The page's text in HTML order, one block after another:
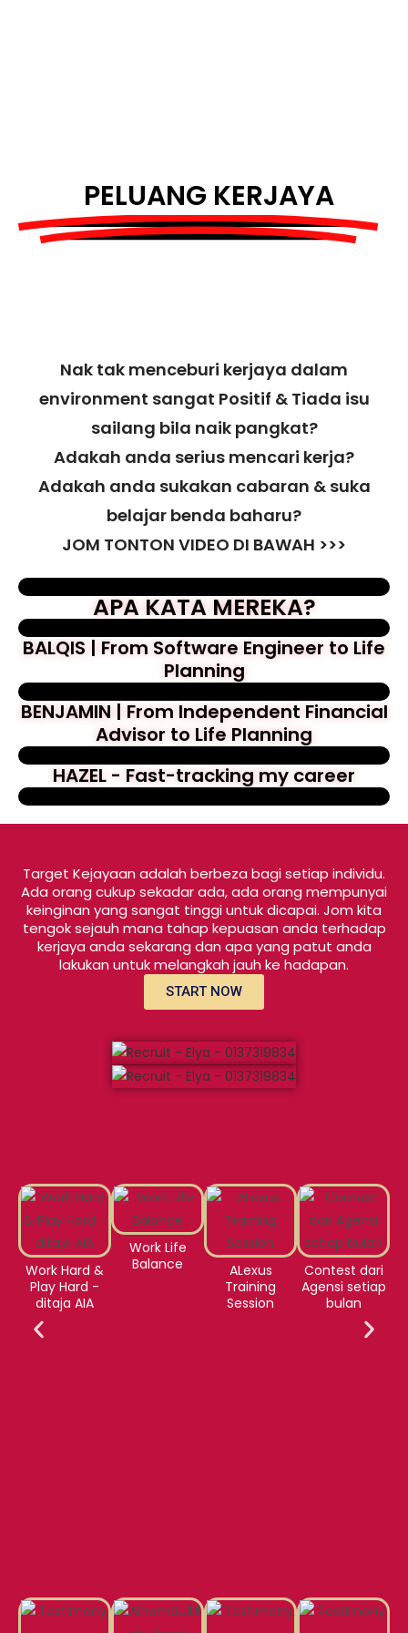
PELUANG KERJAYA
Nak tak menceburi kerjaya dalam
environment sangat Positif & Tiada isu
sailang bila naik pangkat?
Adakah anda serius mencari kerja?
Adakah anda sukakan cabaran & suka
belajar benda baharu?
JOM TONTON VIDEO DI BAWAH >>>
APA KATA MEREKA?
BALQIS | From Software Engineer to Life
Planning
BENJAMIN | From Independent Financial
Advisor to Life Planning
HAZEL - Fast-tracking my career
Target Kejayaan adalah berbeza bagi setiap individu.
Ada orang cukup sekadar ada, ada orang mempunyai
keinginan yang sangat tinggi untuk dicapai. Jom kita
tengok sejauh mana tahap kepuasan anda terhadap
kerjaya anda sekarang dan apa yang patut anda
lakukan untuk melangkah jauh ke hadapan.
START NOW
Work Hard &
Play Hard -
ditaja AIA
Work Life
Balance
ALexus
Training
Session
Contest dari
Agensi setiap
bulan